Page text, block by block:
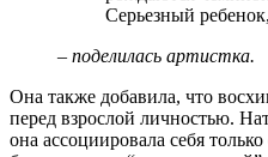
Серьезный ребенок,
– поделилась артистка.
Она также добавила, что
перед взрослой личностью.
она ассоциировала себя